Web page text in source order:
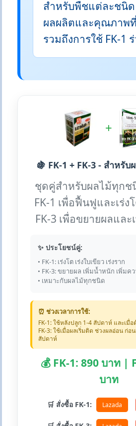
สำหรับพืชแต่ละชนิด
ผลผลิตและคุณภาพ
รวมถึงการใช้ FK-1
+
🍇 FK-1 + FK-3 - สำหรั
ชุดคู่สำหรับผลไม้ทุกช
FK-1 เพื่อฟื้นฟูและเร่ง
FK-3 เพื่อขยายผลแล
✨ ประโยชน์คู่:
• FK-1: เร่งโต เร่งใบเขียว เร่งราก
• FK-3: ขยายผล เพิ่มน้ำหนัก เพิ่มค
• เหมาะกับผลไม้ทุกชนิด
⏰ ช่วงเวลาการใช้:
FK-1: ใช้หลังปลูก 1-4 สัปดาห์ และเมื่
FK-3: ใช้เมื่อผลเริ่มติด ช่วงผลอ่อน ก่อ
สัปดาห์
💰 FK-1: 890 บาท |
บาท
🛒 สั่งซื้อ FK-1: Lazada